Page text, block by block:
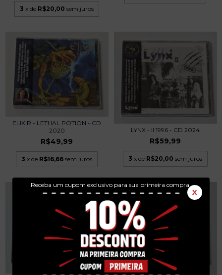
Receba um cupom exclusivo para sua primeira compra.
X
3 x de R$20,00 sem juros
ELIXIR - LETHAL POTION - CD
2020
R$49,99
3 x de R$16,66 sem juros
LYNX - II 1996 - CD 2024
R$59,99
3 x de R$20,00 sem juros